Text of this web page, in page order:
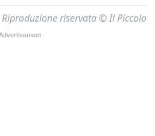
Riproduzione riservata © Il Piccolo